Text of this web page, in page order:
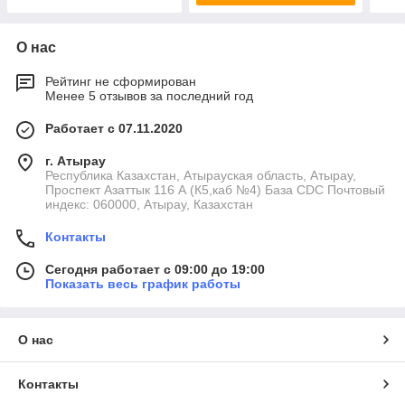
О нас
Рейтинг не сформирован
Менее 5 отзывов за последний год
Работает с 07.11.2020
г. Атырау
Республика Казахстан, Атырауская область, Атырау,
Проспект Азаттык 116 А (К5,каб №4) База CDC Почтовый
индекс: 060000, Атырау, Казахстан
Контакты
Сегодня работает с 09:00 до 19:00
Показать весь график работы
О нас
Контакты